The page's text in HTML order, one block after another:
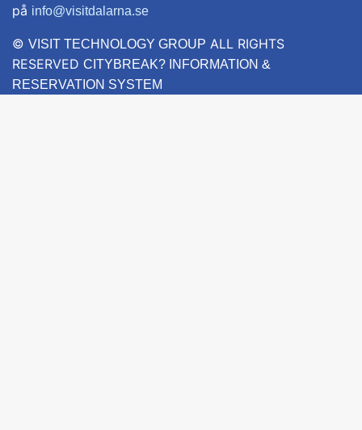
på info@visitdalarna.se
© VISIT TECHNOLOGY GROUP ALL RIGHTS
RESERVED CITYBREAK? INFORMATION &
RESERVATION SYSTEM